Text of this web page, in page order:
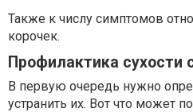
Также к числу симптомов
корочек.
Профилактика сухости
В первую очередь нужно
устранить их. Вот что может